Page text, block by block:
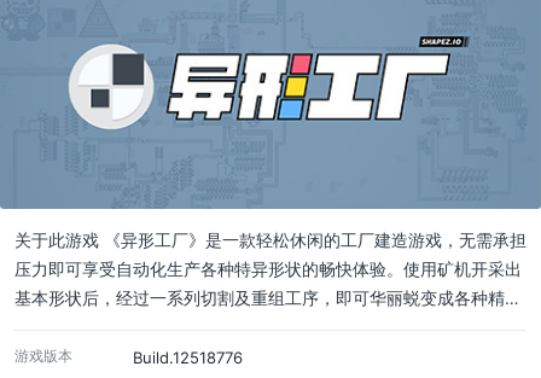
关于此游戏 《异形工厂》是一款轻松休闲的工厂建造游戏，无需承担
压力即可享受自动化生产各种特异形状的畅快体验。使用矿机开采出
基本形状后，经过一系列切割及重组工序，即可华丽蜕变成各种精…
游戏版本 Build.12518776